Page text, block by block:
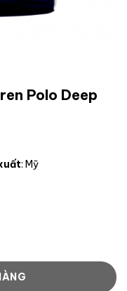
Polo Deep
: Mỹ